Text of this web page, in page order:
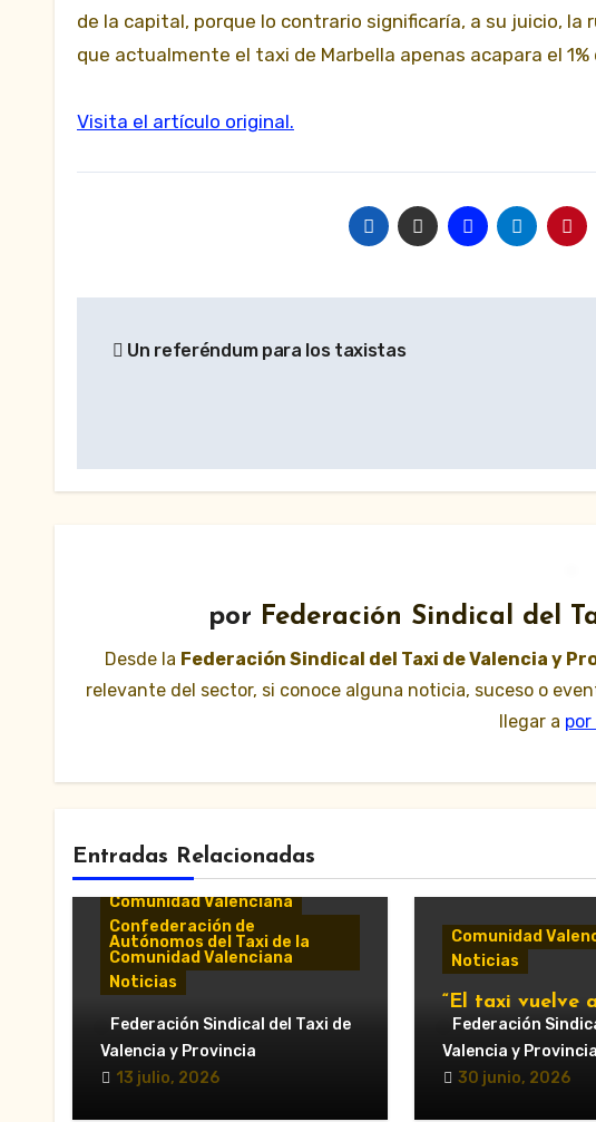
de la capital, porque lo contrario significaría, a su juicio,
que actualmente el taxi de Marbella apenas acapara el
Visita el artículo original.
de Un referéndum para los taxistas
por Federación Sindical del
Desde la Federación Sindical del Taxi de Valencia y
relevante del sector, si conoce alguna noticia, suceso o
llegar a por
Entradas Relacionadas
Comunicados y notas de
prensa
Comunidad Valenciana
Confederación de
Autónomos del Taxi de la
Comunidad Valenciana
Noticias
«El taxi de Alicante
muestra su desánimo tras
una reunión “infructuosa”
con la Conselleria por el
Decreto Ley 5/2026»
Federación Sindical del Taxi de
Valencia y Provincia
13 julio, 2026
Comunidad
Noticias
“El taxi vuelve
municipal:
al Ayuntamiento
València que
Federación
Valencia y Provincia
30 junio, 2026